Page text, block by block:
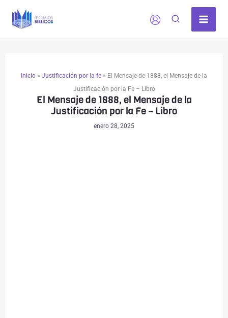
Inicio » Justificación por la fe » El Mensaje de 1888, el Mensaje de la
Justificación por la Fe – Libro
El Mensaje de 1888, el Mensaje de la
Justificación por la Fe – Libro
enero 28, 2025